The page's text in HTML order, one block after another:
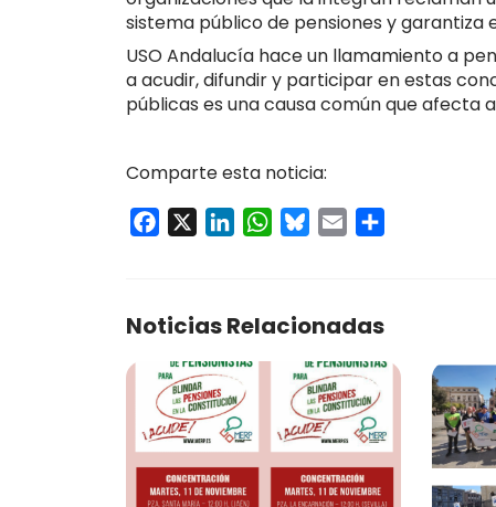
sistema público de pensiones y garantiza
USO Andalucía hace un llamamiento a
aacudir, difundir y participaren estas
públicas es una causa común que afecta
Comparte esta noticia:
Facebook LinkedInWhatsApp
Bluesky
Email
Noticias Relacionadas